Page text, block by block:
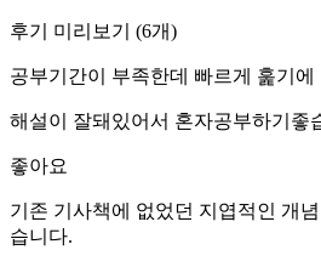
후기 미리보기 (6개)
공부기간이 부족한데 빠르게 훑기에
해설이 잘돼있어서 혼자공부하기좋
좋아요
기존 기사책에 없었던 지엽적인 개
습니다.